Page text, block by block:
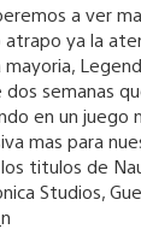
a ver
ya la
dos semanas
en un juego
mas para
titulos de
Studios,